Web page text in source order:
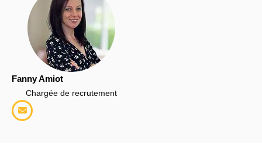
Fanny Amiot
Chargée de recrutement